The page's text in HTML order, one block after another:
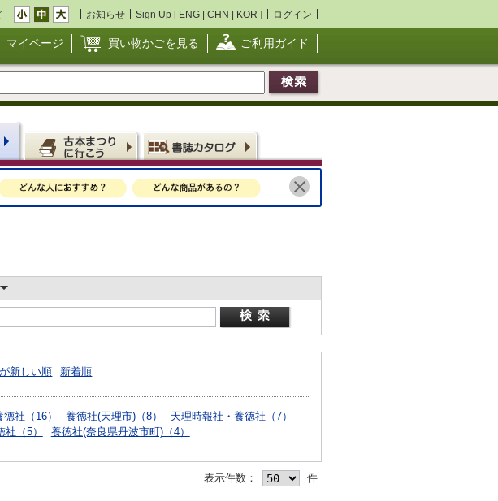
お知らせ Sign Up [ ENG | CHN | KOR ] ログイン
マイページ 買い物かごを見る ご利用ガイド
新しい順 新着順
德社（16） 養徳社(天理市)（8）
天理時報社・養徳社（7）
（5）
養徳社(奈良県丹波市町)（4）
表示件数： 件